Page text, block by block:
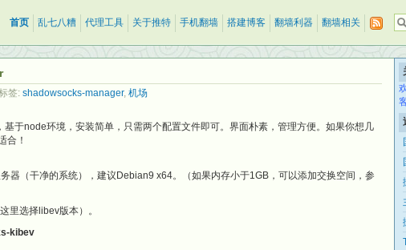
首页 乱七八糟 代理工具 关于推特 手机翻墙 搭建博客 翻墙利器 翻墙相关
标签: shadowsocks-manager, 机场
于node环境，安装简单，只需两个配置文件即可。界面朴素，管理方便。如果你想几
合！
器（干净的系统），建议Debian9 x64。（如果内存小于1GB，可以添加交换空间，参
这里选择libev版本）。
kibev